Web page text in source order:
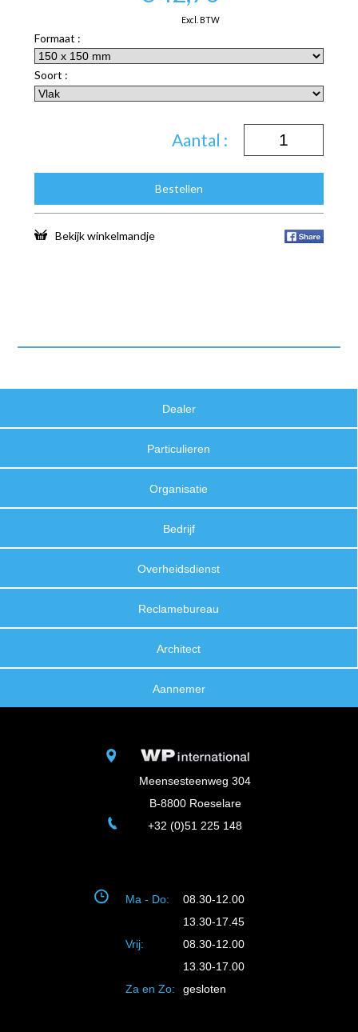
Excl. BTW
Formaat :
Soort :
Aantal :
Bestellen
Bekijk winkelmandje
Dealer
Particulieren
Organisatie
Bedrijf
Overheidsdienst
Reclamebureau
Architect
Aannemer
Meensesteenweg 304
B-8800 Roeselare
+32 (0)51 225 148
Ma - Do:
08.30-12.00
13.30-17.45
Vrij:
08.30-12.00
13.30-17.00
Za en Zo:
gesloten